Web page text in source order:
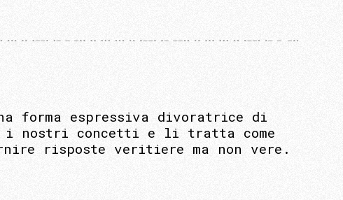
forma espressiva divoratrice di
i nostri concetti e li tratta come
risposte veritiere ma non vere.